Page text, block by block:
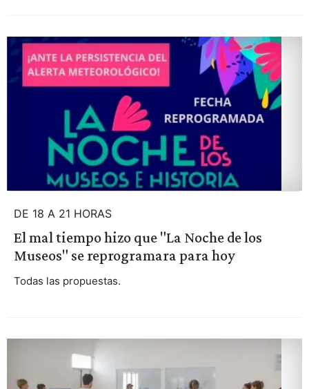
DE 18 A 21 HORAS
El mal tiempo hizo que "La Noche de los
Museos" se reprogramara para hoy
Todas las propuestas.